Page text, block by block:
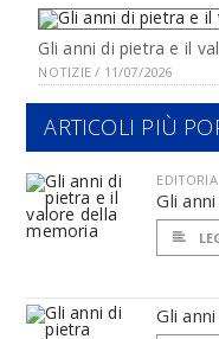
Gli anni di pietra e il
NOTIZIE / 11/07/2026
ARTICOLI PIÙ
EDITORIA
Gli
Gli